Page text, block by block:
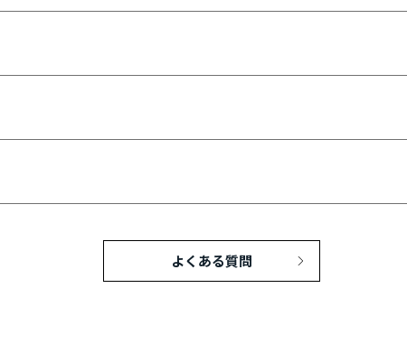
よくある質問